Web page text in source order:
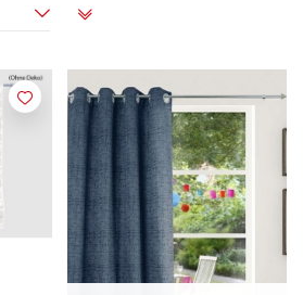
Merken